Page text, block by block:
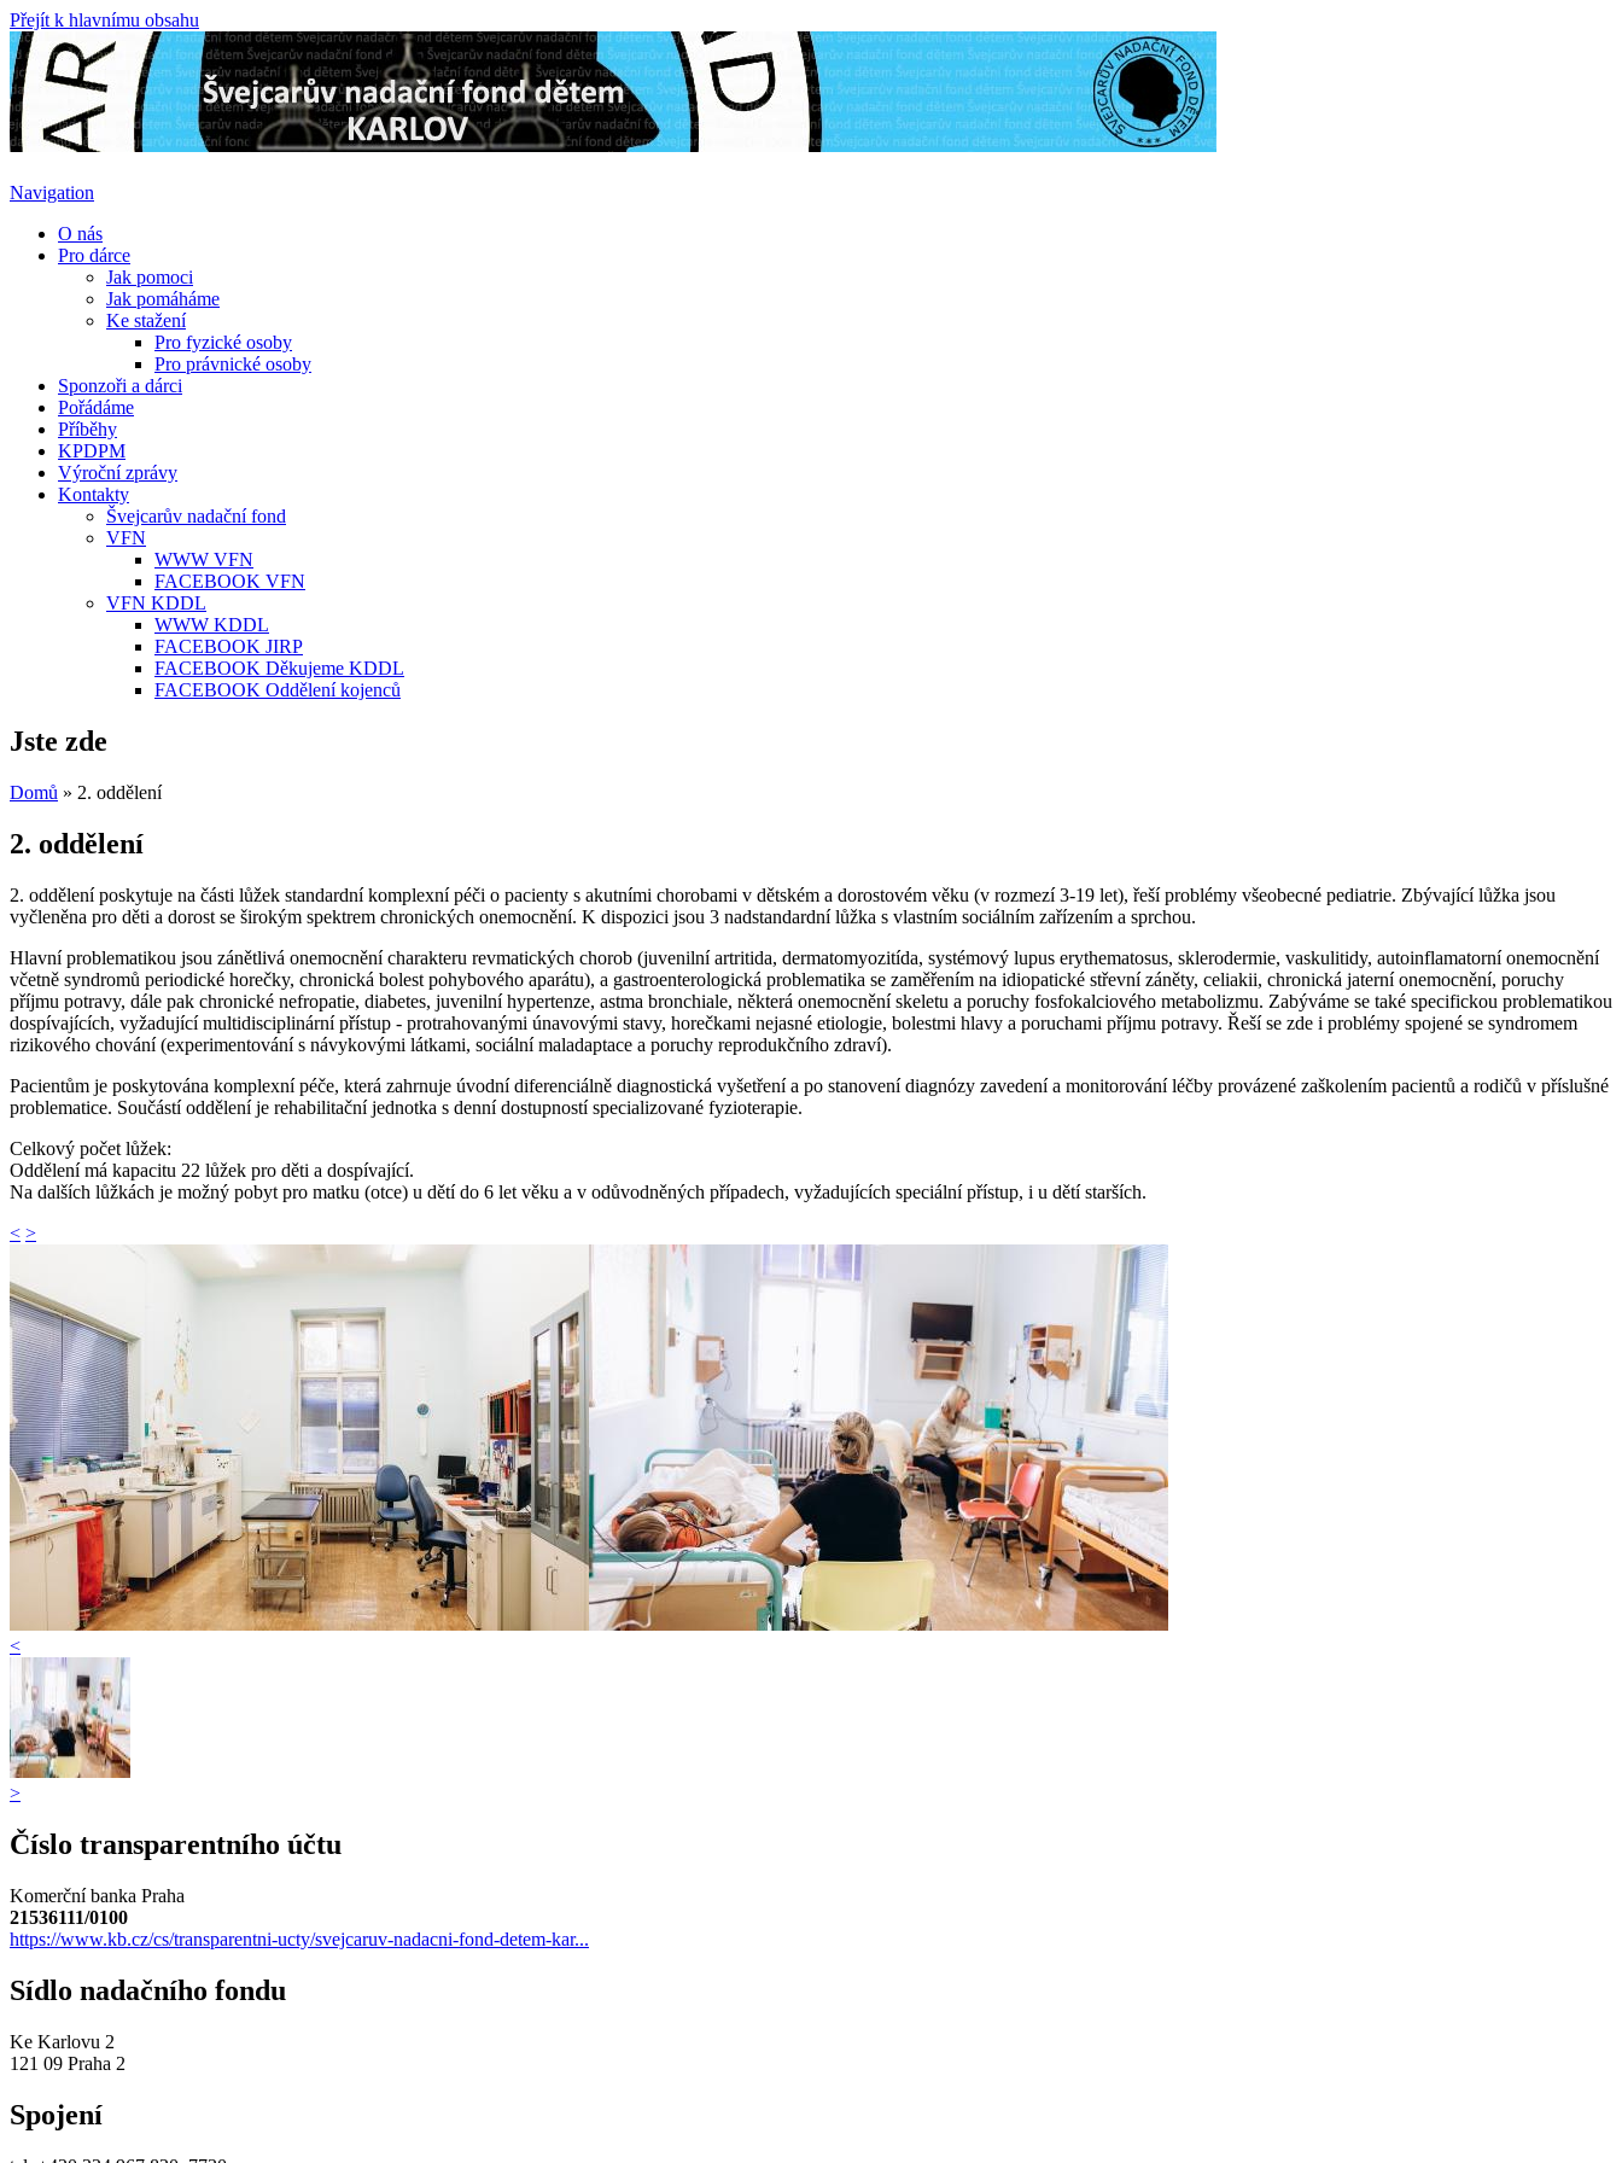
Přejít k hlavnímu obsahu
Navigation
O nás
Pro dárce
Jak pomoci
Jak pomáháme
Ke stažení
Pro fyzické osoby
Pro právnické osoby
Sponzoři a dárci
Pořádáme
Příběhy
KPDPM
Výroční zprávy
Kontakty
Švejcarův nadační fond
VFN
WWW VFN
FACEBOOK VFN
VFN KDDL
WWW KDDL
FACEBOOK JIRP
FACEBOOK Děkujeme KDDL
FACEBOOK Oddělení kojenců
Jste zde
Domů » 2. oddělení
2. oddělení
2. oddělení poskytuje na části lůžek standardní komplexní péči o pacienty s akutními chorobami v dětském a dorostovém věku (v rozmezí 3-19 let), řeší problémy všeobecné pediatrie. Zbývající lůžka jsou
vyčleněna pro děti a dorost se širokým spektrem chronických onemocnění. K dispozici jsou 3 nadstandardní lůžka s vlastním sociálním zařízením a sprchou.
Hlavní problematikou jsou zánětlivá onemocnění charakteru revmatických chorob (juvenilní artritida, dermatomyozitída, systémový lupus erythematosus, sklerodermie, vaskulitidy, autoinflamatorní onemocnění
včetně syndromů periodické horečky, chronická bolest pohybového aparátu), a gastroenterologická problematika se zaměřením na idiopatické střevní záněty, celiakii, chronická jaterní onemocnění, poruchy
příjmu potravy, dále pak chronické nefropatie, diabetes, juvenilní hypertenze, astma bronchiale, některá onemocnění skeletu a poruchy fosfokalciového metabolizmu. Zabýváme se také specifickou problematikou
dospívajících, vyžadující multidisciplinární přístup - protrahovanými únavovými stavy, horečkami nejasné etiologie, bolestmi hlavy a poruchami příjmu potravy. Řeší se zde i problémy spojené se syndromem
rizikového chování (experimentování s návykovými látkami, sociální maladaptace a poruchy reprodukčního zdraví).
Pacientům je poskytována komplexní péče, která zahrnuje úvodní diferenciálně diagnostická vyšetření a po stanovení diagnózy zavedení a monitorování léčby provázené zaškolením pacientů a rodičů v příslušné
problematice. Součástí oddělení je rehabilitační jednotka s denní dostupností specializované fyzioterapie.
Celkový počet lůžek:
Oddělení má kapacitu 22 lůžek pro děti a dospívající.
Na dalších lůžkách je možný pobyt pro matku (otce) u dětí do 6 let věku a v odůvodněných případech, vyžadujících speciální přístup, i u dětí starších.
< >
<
>
Číslo transparentního účtu
Komerční banka Praha
21536111/0100
https://www.kb.cz/cs/transparentni-ucty/svejcaruv-nadacni-fond-detem-kar...
Sídlo nadačního fondu
Ke Karlovu 2
121 09 Praha 2
Spojení